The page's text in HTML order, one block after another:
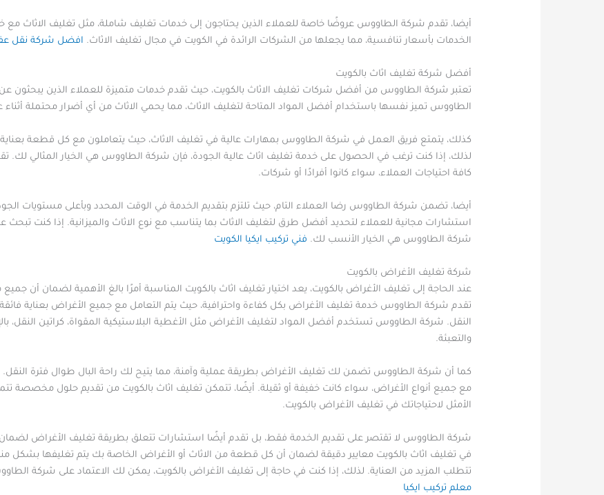
أيضا، تقدم شركة الطاووس عروضًا خاصة للعملاء الذين يحتاجون إلى خدمات تغليف شاملة، مثل تغليف الاثاث مع
الخدمات بأسعار تنافسية، مما يجعلها من الشركات الرائدة في الكويت في مجال تغليف الاثاث. افضل شركة نقل
أفضل شركة تغليف اثاث بالكويت
تعتبر شركة الطاووس من أفضل شركات تغليف الاثاث بالكويت، حيث تقدم خدمات متميزة للعملاء الذين يبحثون
الطاووس تميز نفسها باستخدام أفضل المواد المتاحة لتغليف الاثاث، مما يحمي الاثاث من أي أضرار محتملة أثناء
كذلك، يتمتع فريق العمل في شركة الطاووس بمهارات عالية في تغليف الاثاث، حيث يتعاملون مع كل قطعة
لذلك، إذا كنت ترغب في الحصول على خدمة تغليف اثاث عالية الجودة، فإن شركة الطاووس هي الخيار المثالي لك.
كافة احتياجات العملاء، سواء كانوا أفرادًا أو شركات.
أيضا، تضمن شركة الطاووس رضا العملاء التام، حيث تلتزم بتقديم الخدمة في الوقت المحدد وبأعلى مستويات
استشارات مجانية للعملاء لتحديد أفضل طرق لتغليف الاثاث بما يتناسب مع نوع الاثاث والميزانية. إذا كنت
شركة الطاووس هي الخيار الأنسب لك. فني تركيب ايكيا الكويت
شركة تغليف الأغراض بالكويت
عند الحاجة إلى تغليف الأغراض بالكويت، يعد اختيار تغليف اثاث بالكويت المناسبة أمرًا بالغ الأهمية لضمان أن
تقدم شركة الطاووس خدمة تغليف الأغراض بكل كفاءة واحترافية، حيث يتم التعامل مع جميع الأغراض بعناية
النقل. شركة الطاووس تستخدم أفضل المواد لتغليف الأغراض مثل الأغطية البلاستيكية المقواة، كراتين النقل،
والتعبئة.
كما أن شركة الطاووس تضمن لك تغليف الأغراض بطريقة عملية وآمنة، مما يتيح لك راحة البال طوال فترة النقل.
مع جميع أنواع الأغراض، سواء كانت خفيفة أو ثقيلة. أيضًا، تتمكن تغليف اثاث بالكويت من تقديم حلول مخصصة
الأمثل لاحتياجاتك في تغليف الأغراض بالكويت.
شركة الطاووس لا تقتصر على تقديم الخدمة فقط، بل تقدم أيضًا استشارات تتعلق بطريقة تغليف الأغراض لضمان
في تغليف اثاث بالكويت معايير دقيقة لضمان أن كل قطعة من الاثاث أو الأغراض الخاصة بك يتم تغليفها بشكل
تتطلب المزيد من العناية. لذلك، إذا كنت في حاجة إلى تغليف الأغراض بالكويت، يمكن لك الاعتماد على شركة
معلم تركيب ايكيا